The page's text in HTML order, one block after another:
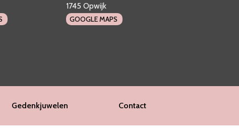
1745 Opwijk
GOOGLE MAPS
Gedenkjuwelen Contact